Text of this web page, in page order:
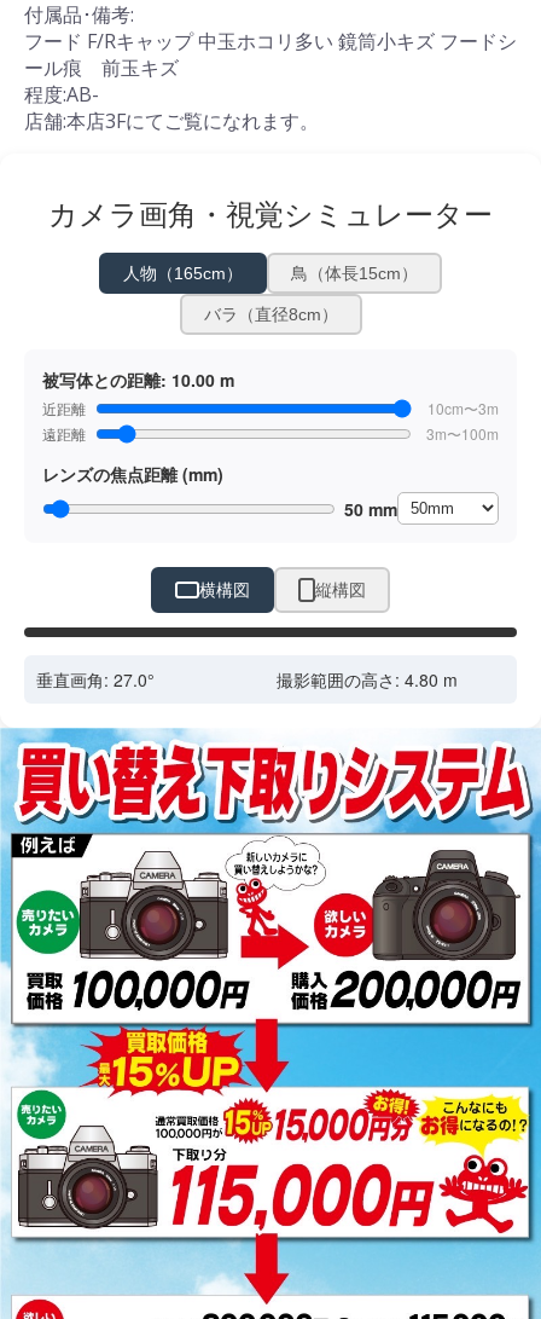
付属品･備考:
フード F/Rキャップ 中玉ホコリ多い 鏡筒小キズ フードシ
ール痕 前玉キズ
程度:AB-
店舗:本店3Fにてご覧になれます。
カメラ画角・視覚シミュレーター
人物（165cm） 鳥（体長15cm）
バラ（直径8cm）
被写体との距離: 10.00 m
近距離
10cm〜3m
遠距離
3m〜100m
レンズの焦点距離 (mm)
50 mm
横構図
縦構図
ドラッグで位置調整
垂直画角: 27.0° 撮影範囲の高さ: 4.80 m